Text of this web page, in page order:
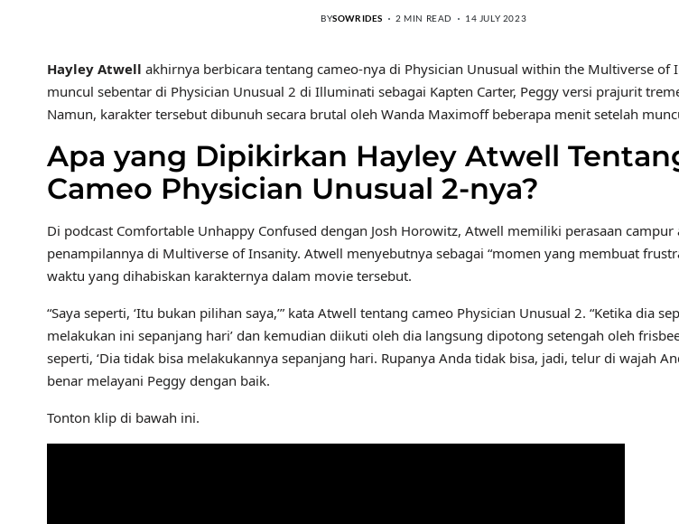
BYSOWRIDES 2 MIN READ 14 JULY 2023
Hayley Atwell akhirnya berbicara tentang cameo-nya di Physician Unusual within the Multiverse of
muncul sebentar di Physician Unusual 2 di Illuminati sebagai Kapten Carter, Peggy versi prajurit
Namun, karakter tersebut dibunuh secara brutal oleh Wanda Maximoff beberapa menit setelah
Apa yang Dipikirkan Hayley Atwell
Cameo Physician Unusual 2-nya?
Di podcast Comfortable Unhappy Confused dengan Josh Horowitz, Atwell memiliki perasaan campur
penampilannya di Multiverse of Insanity. Atwell menyebutnya sebagai “momen yang membuat
waktu yang dihabiskan karakternya dalam movie tersebut.
“Saya seperti, ‘Itu bukan pilihan saya,’” kata Atwell tentang cameo Physician Unusual 2. “Ketika dia
melakukan ini sepanjang hari’ dan kemudian diikuti oleh dia langsung dipotong setengah oleh
seperti, ‘Dia tidak bisa melakukannya sepanjang hari. Rupanya Anda tidak bisa, jadi, telur di wajah
benar melayani Peggy dengan baik.
Tonton klip di bawah ini.